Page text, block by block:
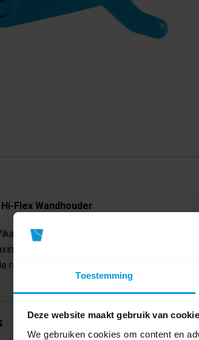
Toestemming
Deze website maakt gebruik van
We gebruiken cookies om content en
Flex Wandhouder
Hi-Flex wandhouder, speciaal bedoeld
3 kg dragen. Je bevestigt de haak aan
rail heen te schuiven en haalt hem er